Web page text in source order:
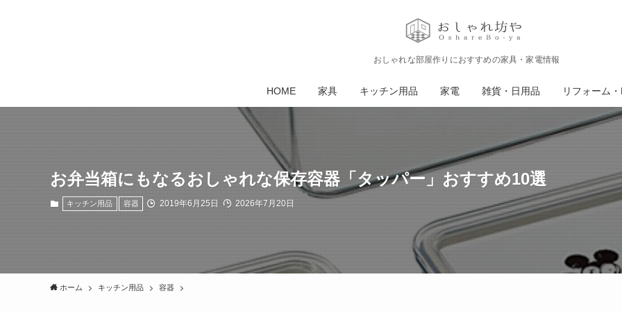
おしゃれな部屋作りにおすすめの家具・家電情報
HOME 家具 キッチン用品 家電 雑貨・日用品 リフォーム
お弁当箱にもなるおしゃれな保存容器「タッパー」おすすめ10選
キッチン用品 容器 2019年6月25日 2026年7月20日
ホーム キッチン用品 容器